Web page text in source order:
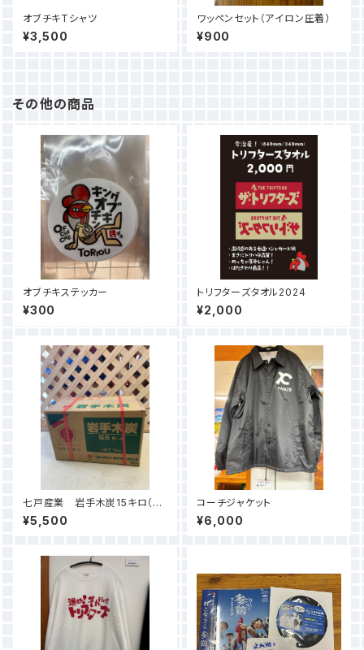
オブチキTシャツ
¥3,500
ワッペンセット（アイロン圧着）
¥900
その他の商品
オブチキステッカー
¥300
トリフターズタオル2024
¥2,000
七戸産業 岩手木炭15キロ（30
ｃｍカット）
¥5,500
コーチジャケット
¥6,000